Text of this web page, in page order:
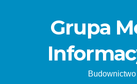
Grupa
Budownictwo